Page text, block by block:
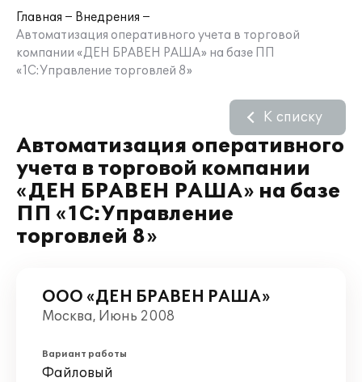
Главная
Внедрения
Автоматизация оперативного учета в торговой
компании «ДЕН БРАВЕН РАША» на базе ПП
«1С:Управление торговлей 8»
Автоматизация оперативного
учета в торговой компании
«ДЕН БРАВЕН РАША» на базе
ПП «1С:Управление
торговлей 8»
К списку
ООО «ДЕН БРАВЕН РАША»
Москва, Июнь 2008
Вариант работы
Файловый